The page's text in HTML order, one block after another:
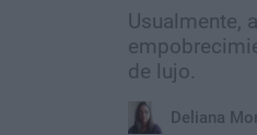
Usualmente,
de lujo.
Deliana